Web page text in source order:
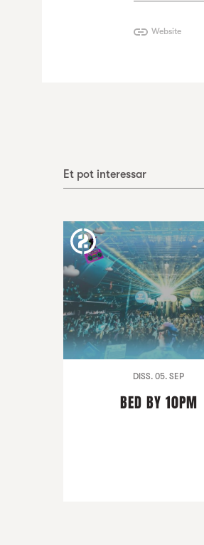
Website
Et pot interessar
DISS. 05. SEP
BED BY 10PM